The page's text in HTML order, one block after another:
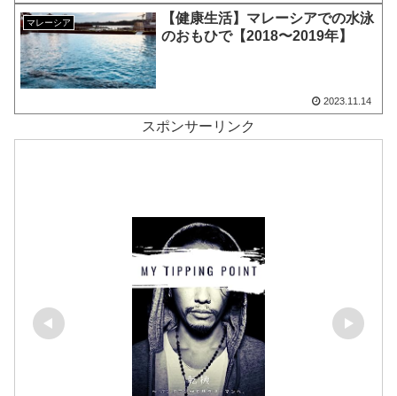
マレーシア
【健康生活】マレーシアでの水泳
のおもひで【2018〜2019年】
2023.11.14
スポンサーリンク